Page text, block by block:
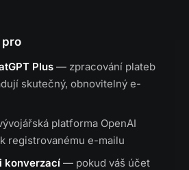
pro
Plus — zpracování plateb
skutečný, obnovitelný e-
platforma OpenAI
registrovanému e-mailu
konverzací — pokud váš účet